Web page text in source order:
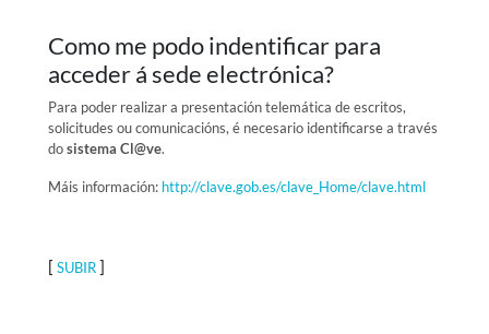
Como me podo indentificar para
acceder á sede electrónica?
Para poder realizar a presentación telemática de escritos,
solicitudes ou comunicacións, é necesario identificarse a través
dosistema Cl@ve.
Máis información: http://clave.gob.es/clave_Home/clave.html
[ SUBIR]